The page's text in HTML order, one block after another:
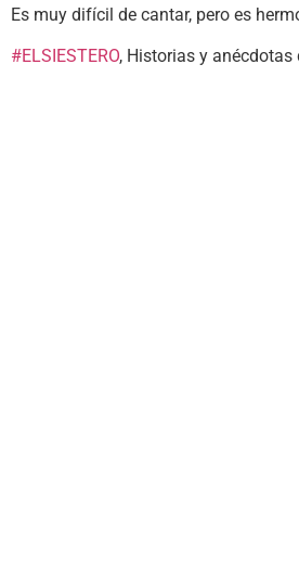
Es muy difícil de cantar, pero es
#ELSIESTERO, Historias y